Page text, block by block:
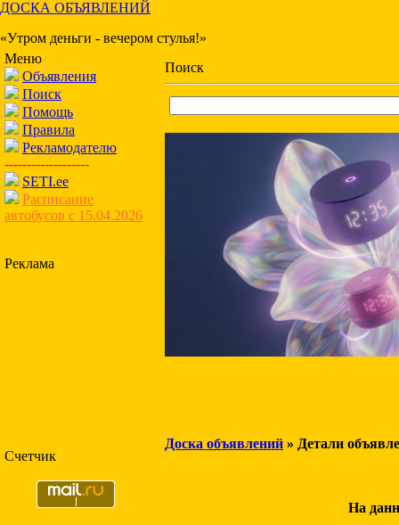
ДОСКА ОБЪЯВЛЕНИЙ
«Утром деньги - вечером стулья!»
Меню
Объявления
Поиск
Помощь
Правила
Рекламодателю
-------------------
SETI.ee
Расписание
автобусов с 15.04.2026
Реклама
Счетчик
Поиск
Доска объявлений » Детали
На